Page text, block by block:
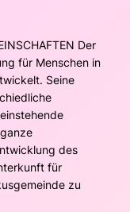
Der
für Menschen in
Seine
des
für
zu